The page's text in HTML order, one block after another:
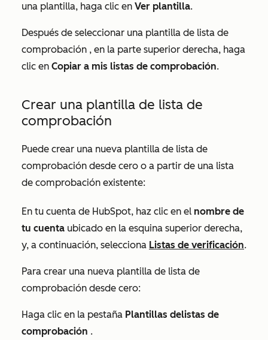
una plantilla, haga clic en Ver plantilla.
Después de seleccionar una plantilla de lista de
comprobación , en la parte superior derecha, haga
clic en Copiar a mis listas de comprobación.
Crear una plantilla de lista de
comprobación
Puede crear una nueva plantilla de lista de
comprobación desde cero o a partir de una lista
de comprobación existente:
En tu cuenta de HubSpot, haz clic en el nombre de
tu cuenta ubicado en la esquina superior derecha,
y, a continuación, selecciona Listas de verificación.
Para crear una nueva plantilla de lista de
comprobación desde cero:
Haga clic en la pestaña Plantillas delistas de
comprobación .